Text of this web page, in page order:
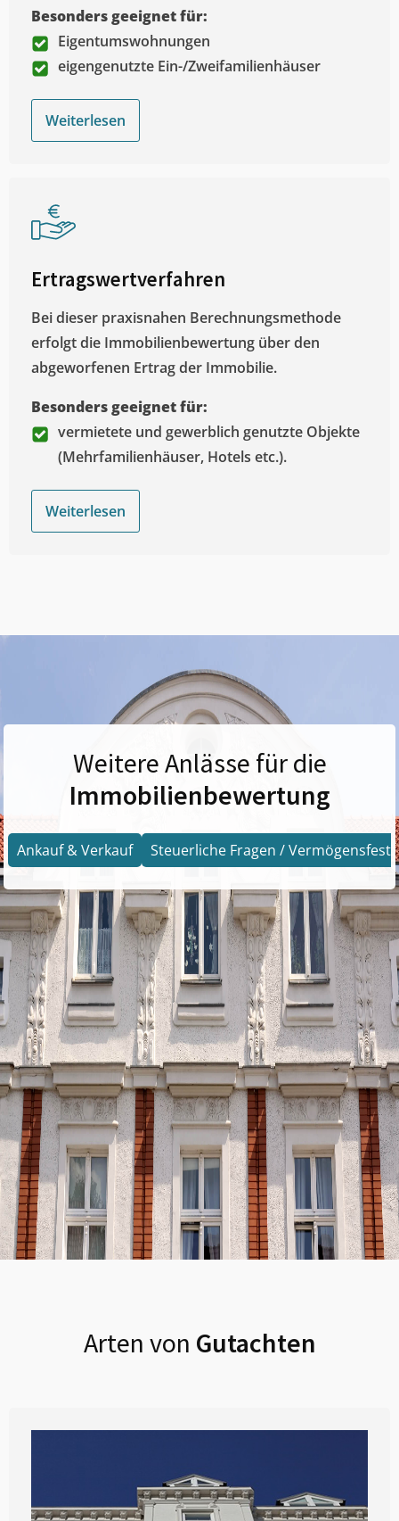
Besonders geeignet für:
Eigentumswohnungen
eigengenutzte Ein-/Zweifamilienhäuser
Weiterlesen
Ertragswertverfahren
Bei dieser praxisnahen Berechnungsmethode
erfolgt die Immobilienbewertung über den
abgeworfenen Ertrag der Immobilie.
Besonders geeignet für:
vermietete und gewerblich genutzte Objekte
(Mehrfamilienhäuser, Hotels etc.).
Weiterlesen
Weitere Anlässe für die
Immobilienbewertung
Ankauf & Verkauf Steuerliche Fragen /
Arten von Gutachten